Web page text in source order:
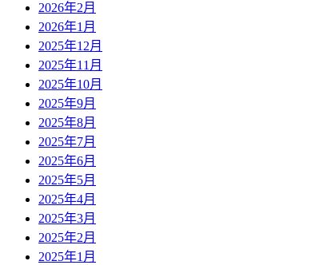
2026年2月
2026年1月
2025年12月
2025年11月
2025年10月
2025年9月
2025年8月
2025年7月
2025年6月
2025年5月
2025年4月
2025年3月
2025年2月
2025年1月